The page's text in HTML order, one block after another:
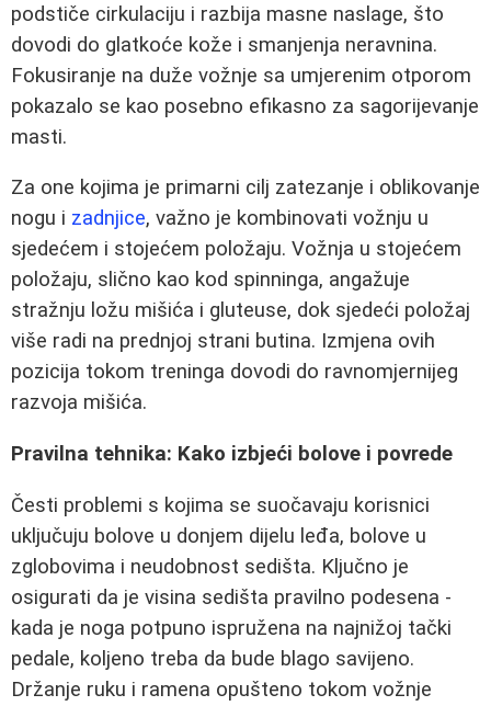
podstiče cirkulaciju i razbija masne naslage, što
dovodi do glatkoće kože i smanjenja neravnina.
Fokusiranje na duže vožnje sa umjerenim otporom
pokazalo se kao posebno efikasno za sagorijevanje
masti.
Za one kojima je primarni cilj zatezanje i oblikovanje
nogu i zadnjice, važno je kombinovati vožnju u
sjedećem i stojećem položaju. Vožnja u stojećem
položaju, slično kao kod spinninga, angažuje
stražnju ložu mišića i gluteuse, dok sjedeći položaj
više radi na prednjoj strani butina. Izmjena ovih
pozicija tokom treninga dovodi do ravnomjernijeg
razvoja mišića.
Pravilna tehnika: Kako izbjeći bolove i povrede
Česti problemi s kojima se suočavaju korisnici
uključuju bolove u donjem dijelu leđa, bolove u
zglobovima i neudobnost sedišta. Ključno je
osigurati da je visina sedišta pravilno podesena -
kada je noga potpuno ispružena na najnižoj tački
pedale, koljeno treba da bude blago savijeno.
Držanje ruku i ramena opušteno tokom vožnje